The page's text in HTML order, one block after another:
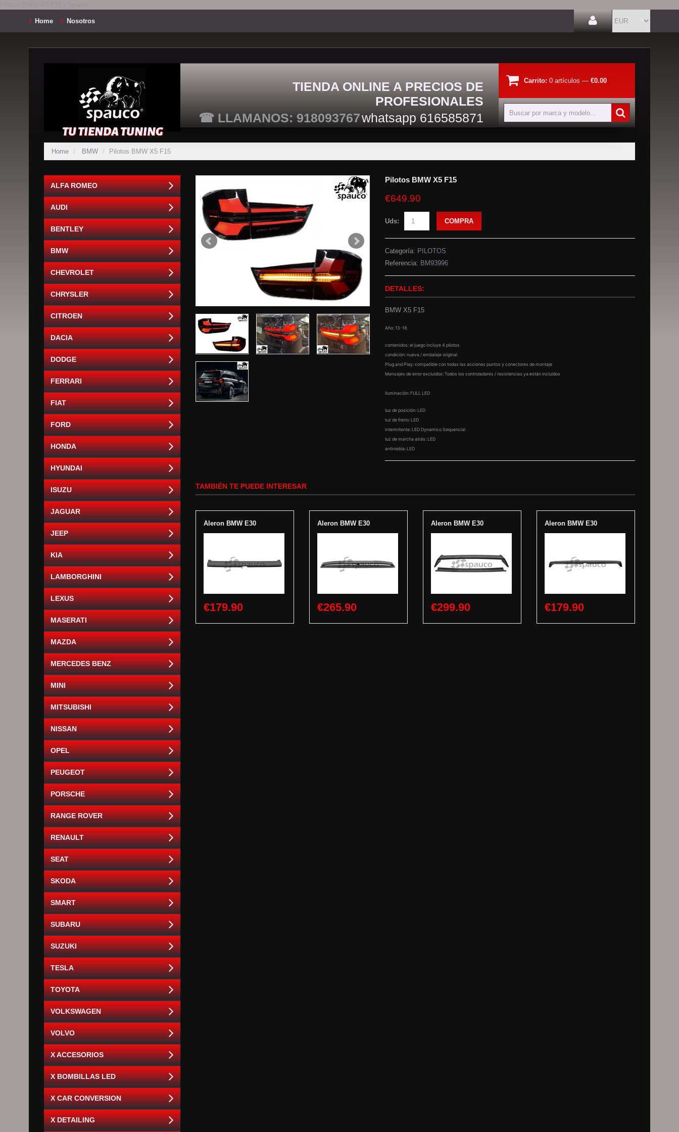
Home Nosotros
TU TIENDA TUNING
TIENDA ONLINE A PRECIOS DE
PROFESIONALES
☎ LLAMANOS: 918093767whatsapp 616585871
Carrito: 0 artículos — €0.00
Home BMW Pilotos BMW X5 F15
Pilotos BMW X5 F15
€649.90
Uds: COMPRA
Categoría: PILOTOS
Referencia: BM93996
DETALLES:
BMW X5 F15
Año: 13-18
contenidos: el juego incluye 4 pilotos
condición: nueva / embalaje original
Plug and Play: compatible con todas las acciones puntos y conectores de montaje
Mensajes de error excluidos: Todos los controladores / resistencias ya están incluidos
iluminación: FULL LED
luz de posición: LED
luz de freno: LED
intermitente: LED Dynamico Sequencial
luz de marcha atrás: LED
antiniebla: LED
TAMBIÉN TE PUEDE INTERESAR
Aleron BMW E30
€179.90
Aleron BMW E30
€265.90
Aleron BMW E30
€299.90
Aleron BMW E30
€179.90
ALFA ROMEO
AUDI
BENTLEY
BMW
CHEVROLET
CHRYSLER
CITROEN
DACIA
DODGE
FERRARI
FIAT
FORD
HONDA
HYUNDAI
ISUZU
JAGUAR
JEEP
KIA
LAMBORGHINI
LEXUS
MASERATI
MAZDA
MERCEDES BENZ
MINI
MITSUBISHI
NISSAN
OPEL
PEUGEOT
PORSCHE
RANGE ROVER
RENAULT
SEAT
SKODA
SMART
SUBARU
SUZUKI
TESLA
TOYOTA
VOLKSWAGEN
VOLVO
X ACCESORIOS
X BOMBILLAS LED
X CAR CONVERSION
X DETAILING